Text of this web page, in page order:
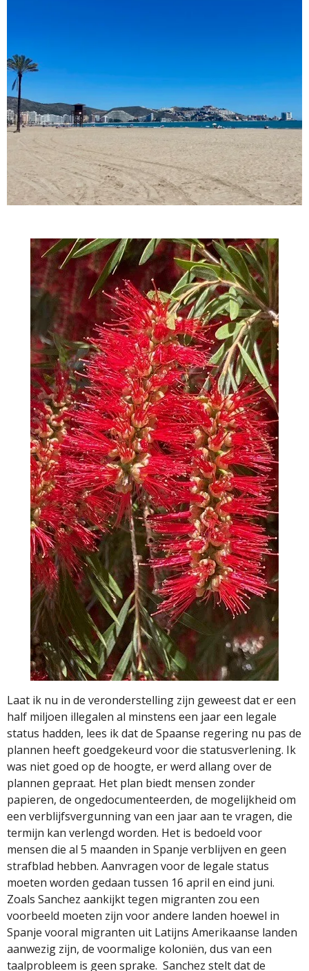
Laat ik nu in de veronderstelling zijn geweest dat er een
half miljoen illegalen al minstens een jaar een legale
status hadden, lees ik dat de Spaanse regering nu pas de
plannen heeft goedgekeurd voor die statusverlening. Ik
was niet goed op de hoogte, er werd allang over de
plannen gepraat. Het plan biedt mensen zonder
papieren, de ongedocumenteerden, de mogelijkheid om
een verblijfsvergunning van een jaar aan te vragen, die
termijn kan verlengd worden. Het is bedoeld voor
mensen die al 5 maanden in Spanje verblijven en geen
strafblad hebben. Aanvragen voor de legale status
moeten worden gedaan tussen 16 april en eind juni.
Zoals Sanchez aankijkt tegen migranten zou een
voorbeeld moeten zijn voor andere landen hoewel in
Spanje vooral migranten uit Latijns Amerikaanse landen
aanwezig zijn, de voormalige koloniën, dus van een
taalprobleem is geen sprake. Sanchez stelt dat de